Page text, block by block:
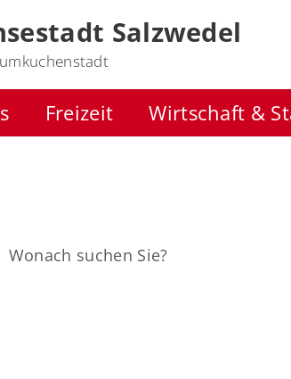
Salzwedel
Freizeit Wirtschaft &